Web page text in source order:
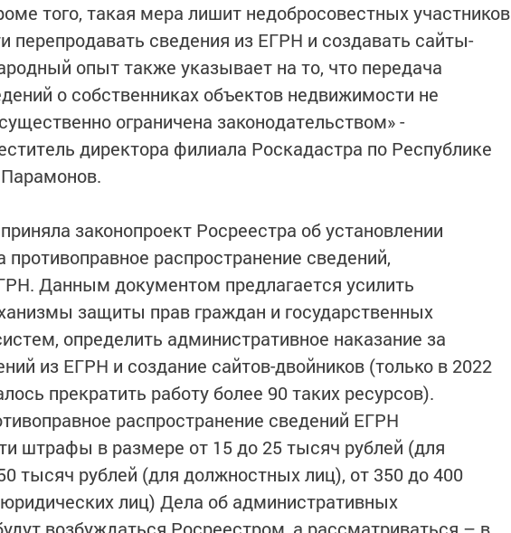
того, такая мера лишит недобросовестных участников
перепродавать сведения из ЕГРН и создавать сайты-
опыт также указывает на то, что передача
о собственниках объектов недвижимости не
ограничена законодательством» -
директора филиала Роскадастра по Республике
законопроект Росреестра об установлении
противоправное распространение сведений,
Данным документом предлагается усилить
защиты прав граждан и государственных
определить административное наказание за
из ЕГРН и создание сайтов-двойников (только в 2022
прекратить работу более 90 таких ресурсов).
распространение сведений ЕГРН
штрафы в размере от 15 до 25 тысяч рублей (для
тысяч рублей (для должностных лиц), от 350 до 400
лиц) Дела об административных